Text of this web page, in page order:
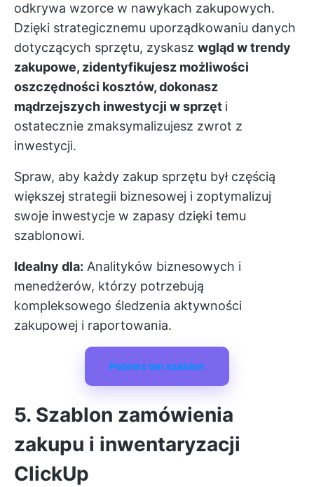
odkrywa wzorce w nawykach zakupowych.
Dzięki strategicznemu uporządkowaniu danych
dotyczących sprzętu, zyskasz wgląd w trendy
zakupowe, zidentyfikujesz możliwości
oszczędności kosztów, dokonasz
mądrzejszych inwestycji w sprzęt i
ostatecznie zmaksymalizujesz zwrot z
inwestycji.
Spraw, aby każdy zakup sprzętu był częścią
większej strategii biznesowej i zoptymalizuj
swoje inwestycje w zapasy dzięki temu
szablonowi.
Idealny dla: Analityków biznesowych i
menedżerów, którzy potrzebują
kompleksowego śledzenia aktywności
zakupowej i raportowania.
Pobierz ten szablon
5. Szablon zamówienia
zakupu i inwentaryzacji
ClickUp